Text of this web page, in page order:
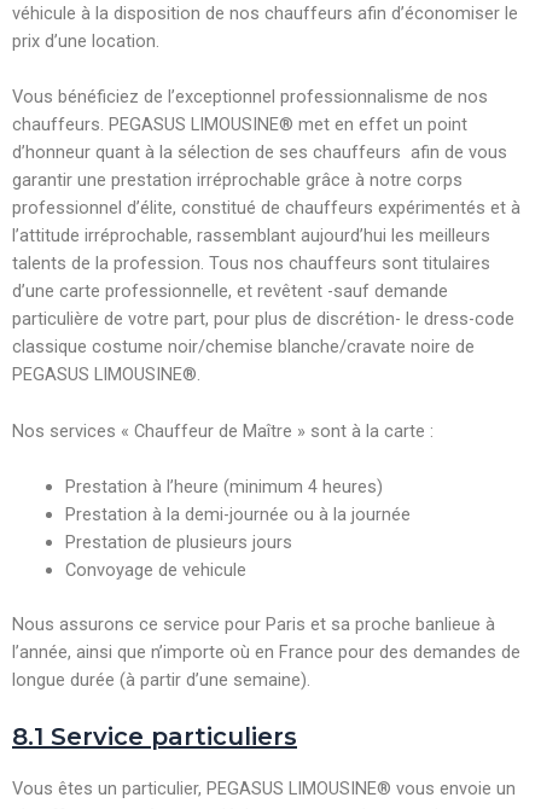
véhicule à la disposition de nos chauffeurs afin d’économiser le
prix d’une location.
Vous bénéficiez de l’exceptionnel professionnalisme de nos
chauffeurs. PEGASUS LIMOUSINE® met en effet un point
d’honneur quant à la sélection de ses chauffeurs afin de vous
garantir une prestation irréprochable grâce à notre corps
professionnel d’élite, constitué de chauffeurs expérimentés et à
l’attitude irréprochable, rassemblant aujourd’hui les meilleurs
talents de la profession. Tous nos chauffeurs sont titulaires
d’une carte professionnelle, et revêtent -sauf demande
particulière de votre part, pour plus de discrétion- le dress-code
classique costume noir/chemise blanche/cravate noire de
PEGASUS LIMOUSINE®.
Nos services « Chauffeur de Maître » sont à la carte :
Prestation à l’heure (minimum 4 heures)
Prestation à la demi-journée ou à la journée
Prestation de plusieurs jours
Convoyage de vehicule
Nous assurons ce service pour Paris et sa proche banlieue à
l’année, ainsi que n’importe où en France pour des demandes de
longue durée (à partir d’une semaine).
8.1 Service particuliers
Vous êtes un particulier, PEGASUS LIMOUSINE® vous envoie un